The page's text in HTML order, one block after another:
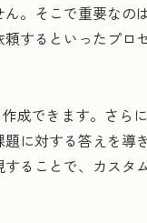
。そこで重要なの
するといったプロ
成できます。さら
に対する答えを導
ることで、カスタ